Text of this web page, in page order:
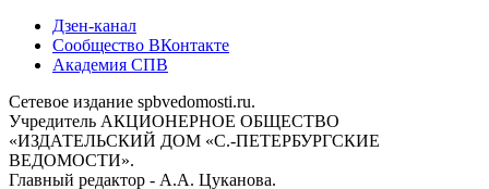
Дзен-канал
Сообщество ВКонтакте
Академия СПВ
Сетевое издание spbvedomosti.ru.
Учредитель АКЦИОНЕРНОЕ ОБЩЕСТВО
«ИЗДАТЕЛЬСКИЙ ДОМ «С.-ПЕТЕРБУРГСКИЕ
ВЕДОМОСТИ».
Главный редактор - А.А. Цуканова.